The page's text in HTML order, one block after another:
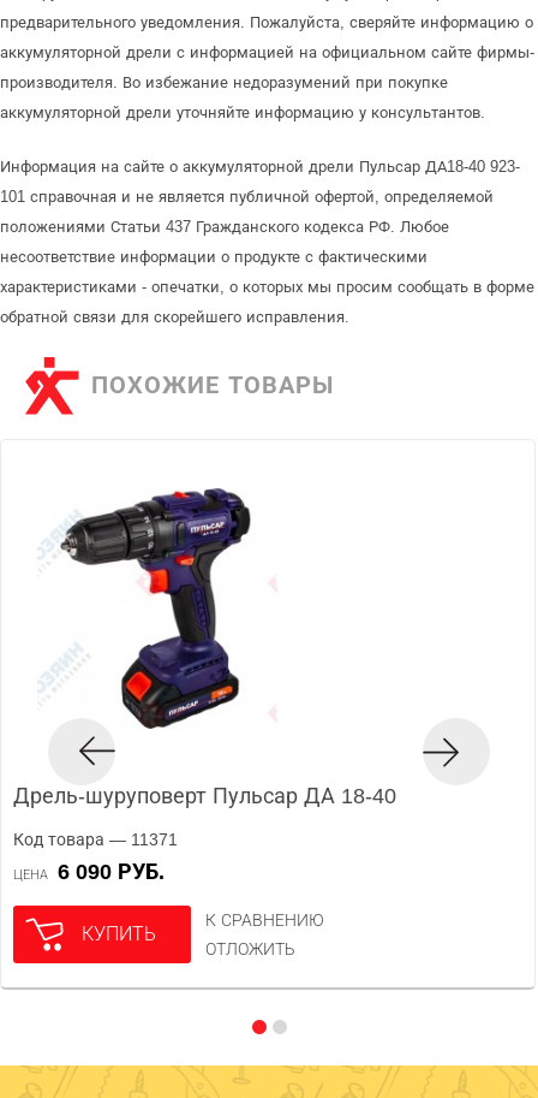
предварительного уведомления. Пожалуйста, сверяйте информацию о
аккумуляторной дрели с информацией на официальном сайте фирмы-
производителя. Во избежание недоразумений при покупке
аккумуляторной дрели уточняйте информацию у консультантов.
Информация на сайте о аккумуляторной дрели Пульсар ДА18-40 923-
101 справочная и не является публичной офертой, определяемой
положениями Статьи 437 Гражданского кодекса РФ. Любое
несоответствие информации о продукте с фактическими
характеристиками - опечатки, о которых мы просим сообщать в форме
обратной связи для скорейшего исправления.
ПОХОЖИЕ ТОВАРЫ
Дрель-шуруповерт Пульсар ДА 18-40
Код товара — 11371
ЦЕНА 6 090 РУБ.
КУПИТЬ
К СРАВНЕНИЮ
ОТЛОЖИТЬ